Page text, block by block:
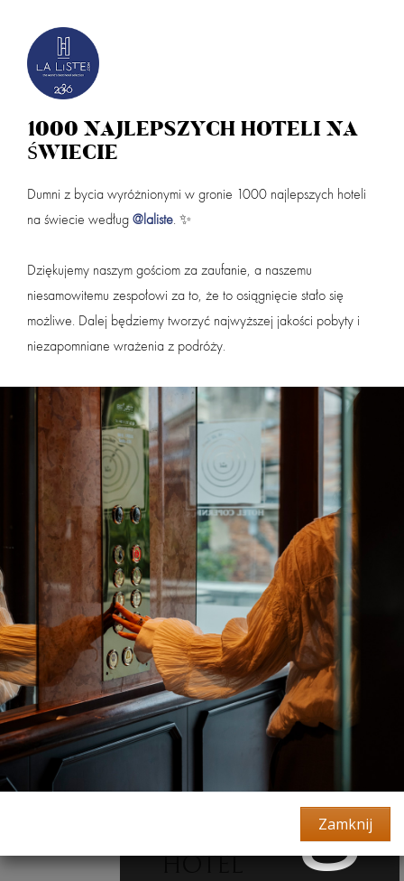
Dzieci 4 - 9 Nazwa partnera
SZUKAJ
Masz kod rabatowy? Podaj go w koszyku przy finalizacji rezerwacji.
NAJLEPSZE CENY. NAJLEPSZE OFERTY.
BOOK ONLINE
HOTEL COPERNICUS
HOTEL
1000 NAJLEPSZYCH HOTELI NA
ŚWIECIE
Dumni z bycia wyróżnionymi w gronie 1000 najlepszych hoteli
na świecie według @laliste. ✨
Dziękujemy naszym gościom za zaufanie, a naszemu
niesamowitemu zespołowi za to, że to osiągnięcie stało się
możliwe. Dalej będziemy tworzyć najwyższej jakości pobyty i
niezapomniane wrażenia z podróży.
Zamknij